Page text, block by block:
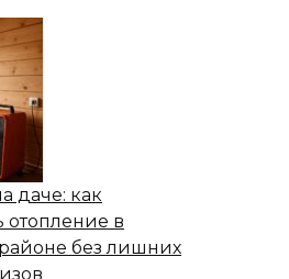
даче: как
отопление в
без лишних